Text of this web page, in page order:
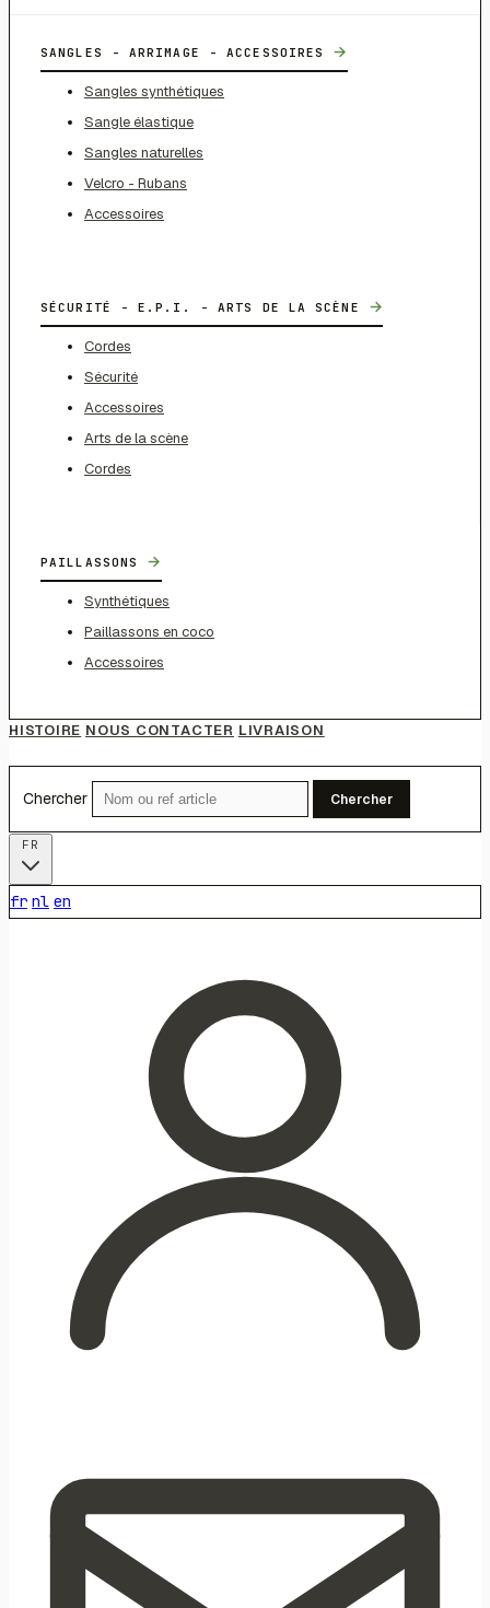
SANGLES - ARRIMAGE - ACCESSOIRES →
Sangles synthétiques
Sangle élastique
Sangles naturelles
Velcro - Rubans
Accessoires
SÉCURITÉ - E.P.I. - ARTS DE LA SCÈNE →
Cordes
Sécurité
Accessoires
Arts de la scène
Cordes
PAILLASSONS →
Synthétiques
Paillassons en coco
Accessoires
HISTOIRE NOUS CONTACTER LIVRAISON
Chercher Chercher
fr nl en